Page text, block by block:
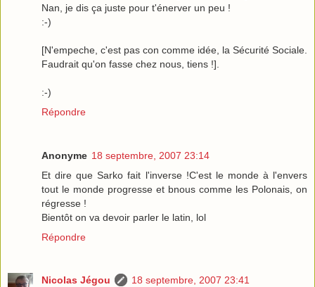
Nan, je dis ça juste pour t'énerver un peu !
:-)
[N'empeche, c'est pas con comme idée, la Sécurité Sociale.
Faudrait qu'on fasse chez nous, tiens !].
:-)
Répondre
Anonyme 18 septembre, 2007 23:14
Et dire que Sarko fait l'inverse !C'est le monde à l'envers
tout le monde progresse et bnous comme les Polonais, on
régresse !
Bientôt on va devoir parler le latin, lol
Répondre
Nicolas Jégou
18 septembre, 2007 23:41